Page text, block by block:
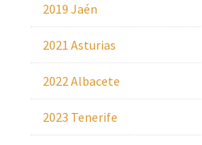
2019 Jaén
2021 Asturias
2022 Albacete
2023 Tenerife